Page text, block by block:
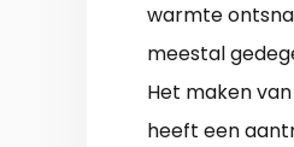
warmte
meestal
Het maken
heeft een